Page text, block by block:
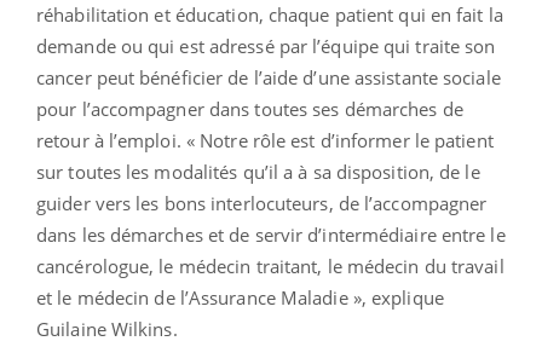
réhabilitation et éducation, chaque patient qui en fait la
demande ou qui est adressé par l’équipe qui traite son
cancer peut bénéficier de l’aide d’une assistante sociale
pour l’accompagner dans toutes ses démarches de
retour à l’emploi. « Notre rôle est d’informer le patient
sur toutes les modalités qu’il a à sa disposition, de le
guider vers les bons interlocuteurs, de l’accompagner
dans les démarches et de servir d’intermédiaire entre le
cancérologue, le médecin traitant, le médecin du travail
et le médecin de l’Assurance Maladie », explique
Guilaine Wilkins.